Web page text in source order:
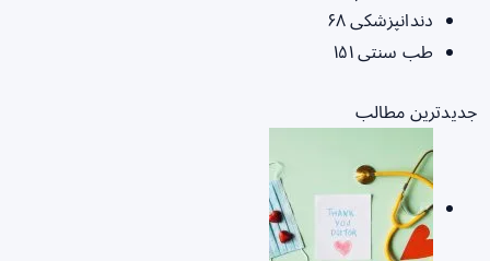
دندانپزشکی۶۸
طب سنتی۱۵۱
جدیدترین مطالب